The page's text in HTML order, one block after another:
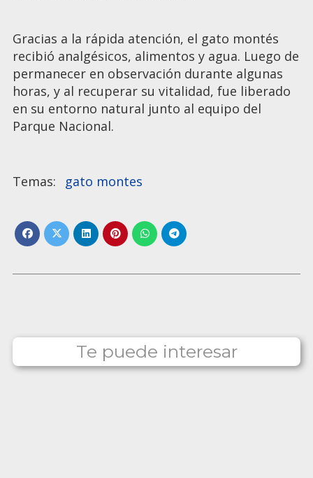
Gracias a la rápida atención, el gato montés
recibió analgésicos, alimentos y agua. Luego de
permanecer en observación durante algunas
horas, y al recuperar su vitalidad, fue liberado
en su entorno natural junto al equipo del
Parque Nacional.
gato montes
Te puede interesar